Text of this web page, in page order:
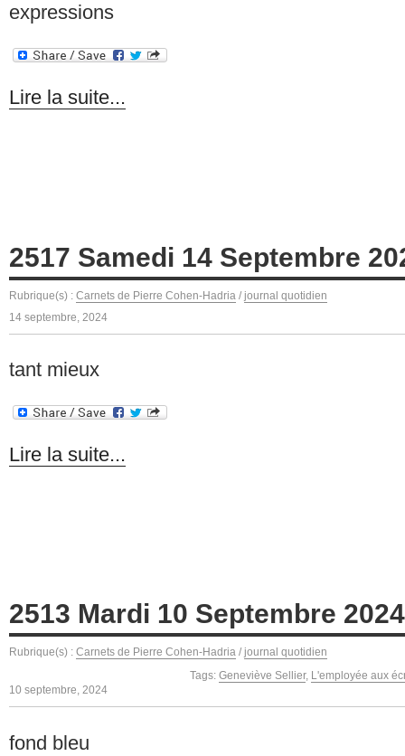
expressions
Lire la suite...
2517 Samedi 14 Septembre
Rubrique(s) : Carnets de Pierre Cohen-Hadria / journal quotidien
14 septembre, 2024
tant mieux
Lire la suite...
2513 Mardi 10 Septembre 2024
Rubrique(s) : Carnets de Pierre Cohen-Hadria / journal quotidien
Tags: Geneviève Sellier, L'employée aux
10 septembre, 2024
fond bleu